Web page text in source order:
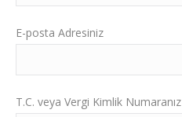
E-posta Adresiniz
T.C. veya Vergi Kimlik Numaranız